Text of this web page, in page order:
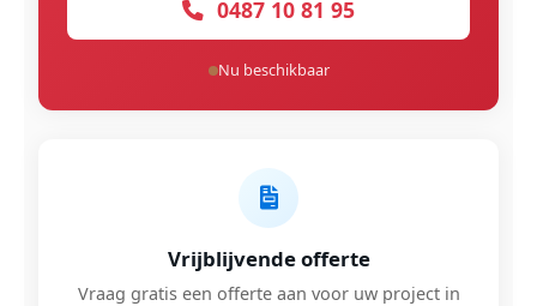
0487 10 81 95
Nu beschikbaar
Vrijblijvende offerte
Vraag gratis een offerte aan voor uw project in